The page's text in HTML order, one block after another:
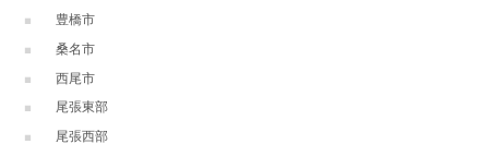
豊橋市
桑名市
西尾市
尾張東部
尾張西部